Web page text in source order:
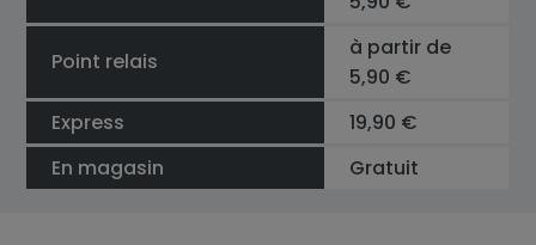
Point relais
à partir de
5,90 €
Express
19,90 €
En magasin
Gratuit